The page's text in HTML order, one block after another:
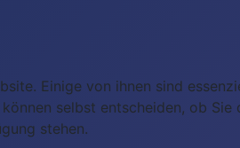
Einige von ihnen sind
selbst entscheiden, ob
stehen.